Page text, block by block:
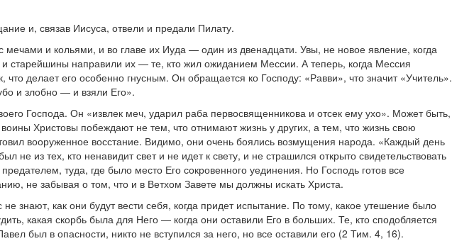
и, связав Иисуса, отвели и предали Пилату.
и кольями, и во главе их Иуда — один из двенадцати. Увы, не новое явление, когда
старейшины направили их — те, кто жил ожиданием Мессии. А теперь, когда Мессия
делает его особенно гнусным. Он обращается ко Господу: «Равви», что значит «Учитель».
и злобно — и взяли Его».
Господа. Он «извлек меч, ударил раба первосвященникова и отсек ему ухо». Может быть,
Христовы побеждают не тем, что отнимают жизнь у других, а тем, что жизнь свою
вооруженное восстание. Видимо, они очень боялись возмущения народа. «Каждый день
из тех, кто ненавидит свет и не идет к свету, и не страшился открыто свидетельствовать
туда, где было место Его сокровенного уединения. Но Господь готов все
не забывая о том, что и в Ветхом Завете мы должны искать Христа.
знают, как они будут вести себя, когда придет испытание. По тому, какое утешение было
какая скорбь была для Него — когда они оставили Его в больших. Те, кто сподобляется
был в опасности, никто не вступился за него, но все оставили его (2 Тим. 4, 16).